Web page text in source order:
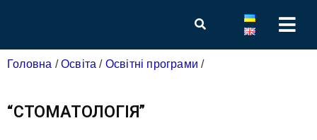
Головна /Освіта / Освітні програми /
“СТОМАТОЛОГІЯ”